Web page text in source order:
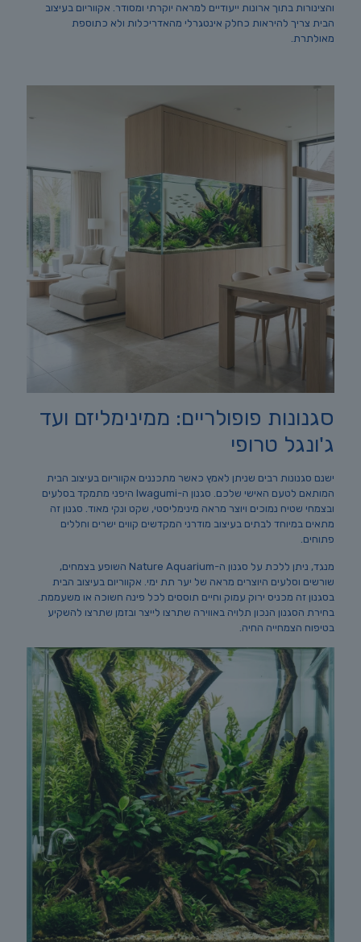
והצינורות בתוך ארונות ייעודיים למראה יוקרתי ומסודר. אקווריום בעיצוב
הבית צריך להיראות כחלק אינטגרלי מהאדריכלות ולא כתוספת
מאולתרת.
סגנונות פופולריים: ממינימליזם ועד
ג'ונגל טרופי
ישנם סגנונות רבים שניתן לאמץ כאשר מתכננים אקווריום בעיצוב הבית
המותאם לטעם האישי שלכם. סגנון ה-Iwagumi היפני מתמקד בסלעים
ובצמחי שטיח נמוכים ויוצר מראה מינימליסטי, שקט ונקי מאוד. סגנון זה
מתאים במיוחד לבתים בעיצוב מודרני המקדשים קווים ישרים וחללים
פתוחים.
מנגד, ניתן ללכת על סגנון ה-Nature Aquarium השופע בצמחים,
שורשים וסלעים היוצרים מראה של יער תת ימי. אקווריום בעיצוב הבית
בסגנון זה מכניס ירוק עמוק וחיים תוססים לכל פינה חשוכה או משעממת.
בחירת הסגנון הנכון תלויה באווירה שתרצו לייצר ובזמן שתרצו להשקיע
בטיפוח הצמחייה החיה.